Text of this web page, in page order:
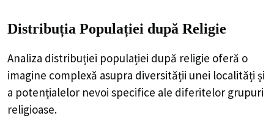
Distribuția Populației după Religie
Analiza distribuției populației după religie oferă o
imagine complexă asupra diversității unei localități și
a potențialelor nevoi specifice ale diferitelor grupuri
religioase.